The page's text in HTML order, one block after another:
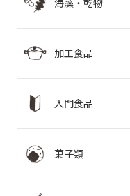
海藻・乾物
加工食品
入門食品
菓子類